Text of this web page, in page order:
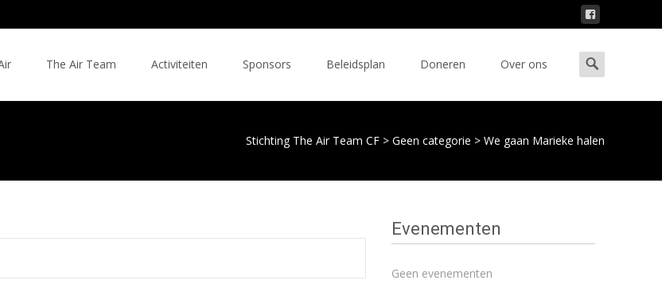
The Air Team Activiteiten Sponsors Beleidsplan Doneren Over ons
Zoeken
naar:
Stichting The Air Team CF > Geen categorie > We gaan Marieke halen
Evenementen
Geen evenementen